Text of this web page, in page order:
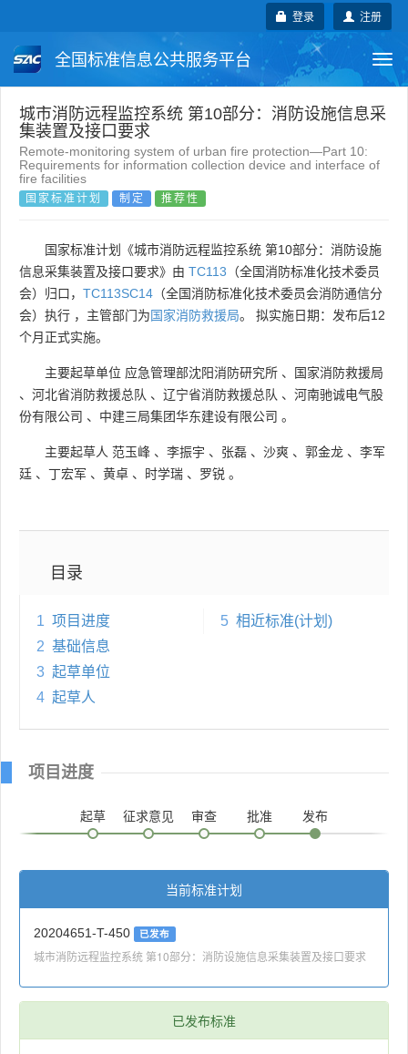
注册
登录
全国标准信息公共服务平台
国家标准 行业标准 地方标准
团体标准 企业标准 国际标准
国外标准 技术委员会
城市消防远程监控系统 第10部分：消防设施信息采
集装置及接口要求
Remote-monitoring system of urban fire protection—Part 10:
Requirements for information collection device and interface of
fire facilities
国家标准计划 制定 推荐性
国家标准计划《城市消防远程监控系统 第10部分：消防设施
信息采集装置及接口要求》由 TC113 （全国消防标准化技术委员
会）归口， TC113SC14 （全国消防标准化技术委员会消防通信分
会）执行 ，主管部门为国家消防救援局。 拟实施日期：发布后12
个月正式实施。
主要起草单位 应急管理部沈阳消防研究所 、
国家消防救援局
、 河北省消防救援总队 、 辽宁省消防救援总队 、 河南驰诚电气股
份有限公司 、 中建三局集团华东建设有限公司 。
主要起草人 范玉峰 、 李振宇 、 张磊 、 沙爽 、 郭金龙 、 李军
廷 、 丁宏军 、 黄卓 、 时学瑞 、 罗锐 。
目录
1 项目进度
2 基础信息
3 起草单位
4 起草人
5 相近标准(计划)
项目进度
起草 征求意见 审查 批准 发布
当前标准计划
20204651-T-450 已发布
城市消防远程监控系统 第10部分：消防设施信息采集装置及接口要求
已发布标准